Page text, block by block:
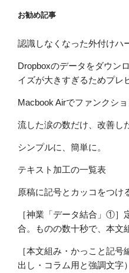
お勧め記事
認識しなくなった外付けハ
Dropboxのデータをダウン
イズが大きすぎるためプレ
Macbook Airでファンクシ
流した涙の数だけ、改善し
シンプルに、簡単に。
テキスト加工の一覧表
原稿に記号とカッコをつけ
［神業「データ結合」①］
合。ものの数十秒で、本文
［本文組み・かっこと記
出し・コラム用と強調文字）